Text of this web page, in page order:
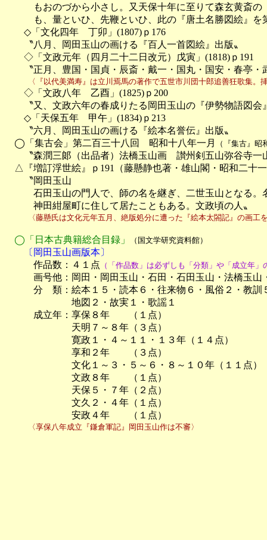
もおのづから小さし。又天保十年に至りて森玄黄斎の
も、量といひ、先鞭といひ、此の『唐土名勝図絵』を
◇「文化四年　丁卯」(1807)ｐ176
〝八月、岡田玉山の画ける『百人一首図絵』出版〟
◇「文政元年（四月二十二日改元）戊寅」(1818)ｐ191
〝正月、豊国・国貞・辰斎・戴一・国丸・国安・春亭・
〈『以代美満寿』は立川焉馬の著作で五世市川団十郎追善狂歌集。挿
◇「文政八年　乙酉」(1825)ｐ200
〝又、文政六年の春成りたる岡田玉山の『伊勢物語図会
◇「天保五年　甲午」(1834)ｐ213
〝六月、岡田玉山の画ける『絵本名誉伝』出版〟
◯「集古会」第二百三十八回　昭和十八年一月
（『集古』
〝森潤三郞（出品者）法橋玉山画　讃州剣五山弥谷寺一
△『増訂浮世絵』ｐ191（藤懸静也著・雄山閣・昭和二十一
〝岡田玉山
石田玉山の門人で、師の名を継ぎ、二世玉山となる。
神田紺屋町に住して居たこともある。文政頃の人〟
〈藤懸氏は文化元年五月、絶版処分に遭った『絵本太閤記』の画工を
◯「日本古典籍総合目録」 （国文学研究資料館）
〔岡田玉山画版本〕
作品数：４１点 （「作品数」は必ずしも「分類」や「成立年
画号他：岡田・岡田玉山・石田・石田玉山・法橋玉山
分　類：絵本１５・読本６・往来物６・風俗２・教訓
地図２・故実１・歌謡１
成立年：享保８年　　（１点）
天明７～８年（３点）
寛政１・４～１１・１３年（１４点）
享和２年　　（３点）
文化１～３・５～６・８～１０年（１１点）
文政８年　　（１点）
天保５・７年（２点）
文久２・４年（１点）
安政４年　　（１点）
〈享保八年成立『鎌倉軍記』岡田玉山作は不審〉